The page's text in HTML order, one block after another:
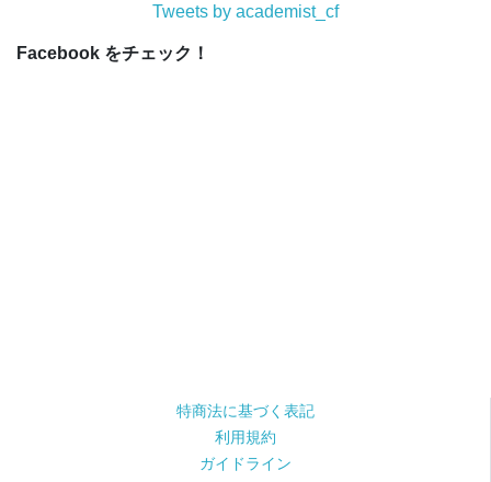
Tweets by academist_cf
Facebook をチェック！
特商法に基づく表記
利用規約
ガイドライン